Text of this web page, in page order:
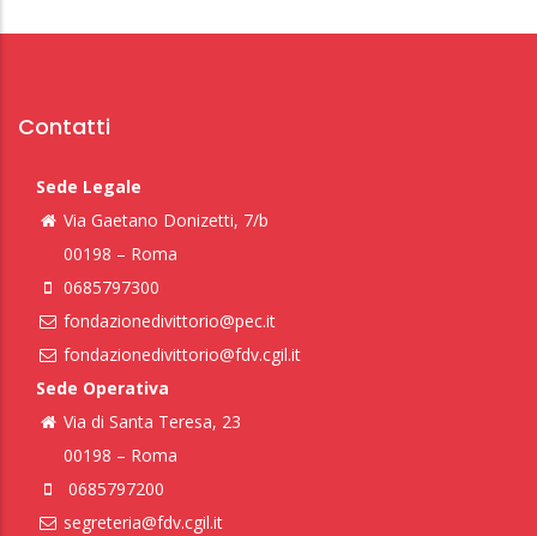
Contatti
Sede Legale
Via Gaetano Donizetti, 7/b
00198 – Roma
0685797300
fondazionedivittorio@pec.it
fondazionedivittorio@fdv.cgil.it
Sede Operativa
Via di Santa Teresa, 23
00198 – Roma
0685797200
segreteria@fdv.cgil.it